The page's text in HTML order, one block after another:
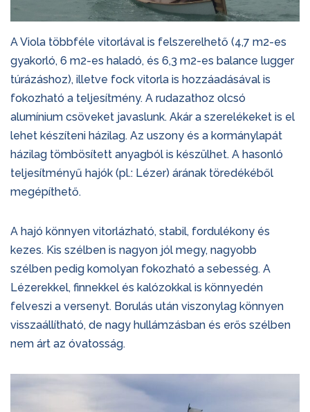
A Viola többféle vitorlával is felszerelhető (4,7 m2-es
gyakorló, 6 m2-es haladó, és 6,3 m2-es balance lugger
túrázáshoz), illetve fock vitorla is hozzáadásával is
fokozható a teljesítmény. A rudazathoz olcsó
alumínium csöveket javaslunk. Akár a szerelékeket is el
lehet készíteni házilag. Az uszony és a kormánylapát
házilag tömbösített anyagból is készülhet. A hasonló
teljesítményű hajók (pl.: Lézer) árának töredékéből
megépíthető.
A hajó könnyen vitorlázható, stabil, fordulékony és
kezes. Kis szélben is nagyon jól megy, nagyobb
szélben pedig komolyan fokozható a sebesség. A
Lézerekkel, finnekkel és kalózokkal is könnyedén
felveszi a versenyt. Borulás után viszonylag könnyen
visszaállítható, de nagy hullámzásban és erős szélben
nem árt az óvatosság.